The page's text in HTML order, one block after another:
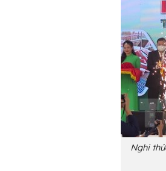
Nghi